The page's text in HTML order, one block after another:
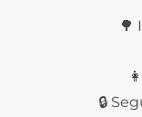
🌳
🔒